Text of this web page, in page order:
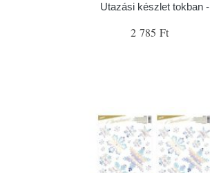
Utazási készlet tokban -
2 785 Ft